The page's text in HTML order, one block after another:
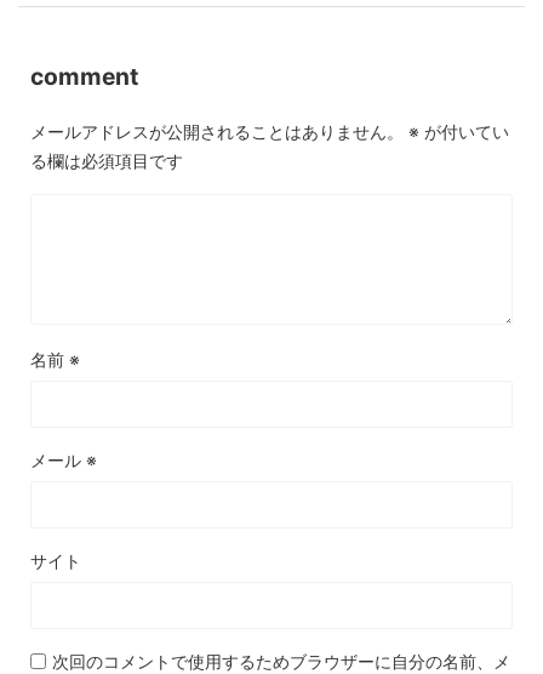
comment
メールアドレスが公開されることはありません。 ※ が付いてい
る欄は必須項目です
名前 ※
メール ※
サイト
次回のコメントで使用するためブラウザーに自分の名前、メ